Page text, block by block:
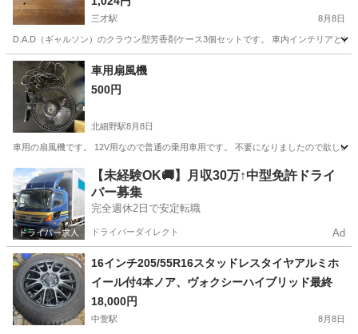
三才駅 8月8日
D.A.D（ギャルソン）のクラウン型芳香剤ケース3個セットです。 車内インテリアと
長野 長野市 三才駅
車用扇風機
500円
北細野駅8月8日
車用の扇風機です。 12V用なので普通の乗用車用です。 不要になりましたので欲しい
長野 北安曇郡 北細野駅 その他
【未経験OK🚚】月収30万↑中型免許ドライ
バー募集
完全週休2日で安定転職
ドライバーダイレクト Ad
16インチ205/55R16スタッドレスタイヤアルミホ
イール付4本ノア、ヴォクシーハイブリッド最終
18,000円
中萱駅 8月8日